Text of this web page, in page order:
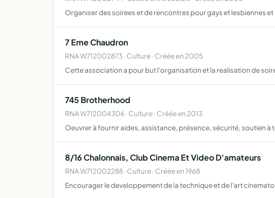
Organiser des soirees et de rencontres pour gays et lesbiennes
7 Eme Chaudron
RNA W712002873 · Culture · Créée en 2005
Cette association a pour but l'organisation et la realisation de
745 Brotherhood
RNA W712004306 · Culture · Créée en 2013
Oeuvrer à fournir aides, assistance, présence, sécurité, soutien
8/16 Chalonnais, Club Cinema Et Video D'amateurs
RNA W712002288 · Culture · Créée en 1968
Encourager le developpement de la technique et de l'art